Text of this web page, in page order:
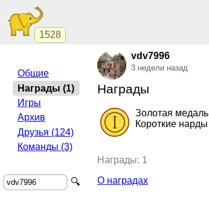
1528
vdv7996
3 недели назад
Награды
Золотая медаль
Короткие нарды
Награды: 1
О наградах
Общие
Награды (1)
Игры
Архив
Друзья (124)
Команды (3)
🔍